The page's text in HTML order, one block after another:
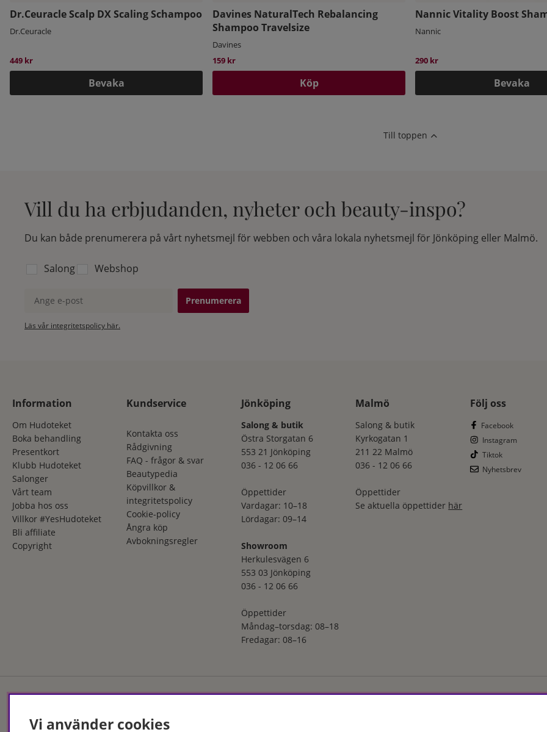
Dr.Ceuracle Scalp DX Scaling Schampoo
Dr.Ceuracle
449 kr
Bevaka
Davines NaturalTech Rebalancing
Shampoo Travelsize
Davines
159 kr
Köp
Nannic Vitality Boost
Nannic
290 kr
Bevaka
Till toppen
Vill du ha erbjudanden, nyheter och beauty-inspo?
Du kan både prenumerera på vårt nyhetsmejl för webben och våra lokala nyhetsmejl för Jönköping eller Malmö.
Välj vilken lista du vill prenumerera på:
Salong
Webshop
Ange e-post
Läs vår integritetspolicy här.
Information
Om Hudoteket
Boka behandling
Presentkort
Klubb Hudoteket
Salonger
Vårt team
Jobba hos oss
Villkor #YesHudoteket
Bli affiliate
Copyright
Kundservice
Kontakta oss
Rådgivning
FAQ - frågor & svar
Beautypedia
Köpvillkor &
integritetspolicy
Cookie-policy
Ångra köp
Avbokningsregler
Jönköping
Salong & butik
Östra Storgatan 6
553 21 Jönköping
036 - 12 06 66
Öppettider
Vardagar: 10–18
Lördagar: 09–14
Showroom
Herkulesvägen 6
553 03 Jönköping
036 - 12 06 66
Öppettider
Måndag–torsdag: 08–18
Fredagar: 08–16
Malmö
Salong & butik
Kyrkogatan 1
211 22 Malmö
036 - 12 06 66
Öppettider
Se aktuella öppettider här
Följ oss
Facebook
Instagram
Tiktok
Nyhetsbrev
Vi använder cookies